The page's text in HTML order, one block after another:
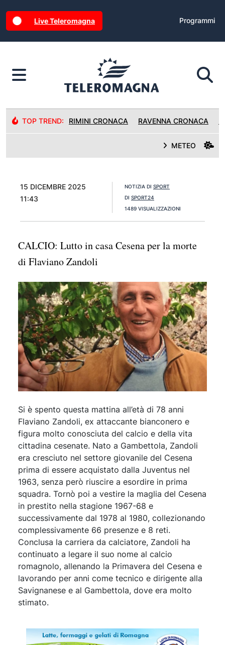
Live Teleromagna Programmi
TOP TREND: RIMINI CRONACA RAVENNA CRONACA
METEO
15 DICEMBRE 2025
11:43
NOTIZIA DI SPORT
DI SPORT24
1489 VISUALIZZAZIONI
CALCIO: Lutto in casa Cesena per la morte
di Flaviano Zandoli
Si è spento questa mattina all’età di 78 anni
Flaviano Zandoli, ex attaccante bianconero e
figura molto conosciuta del calcio e della vita
cittadina cesenate. Nato a Gambettola, Zandoli
era cresciuto nel settore giovanile del Cesena
prima di essere acquistato dalla Juventus nel
1963, senza però riuscire a esordire in prima
squadra. Tornò poi a vestire la maglia del Cesena
in prestito nella stagione 1967-68 e
successivamente dal 1978 al 1980, collezionando
complessivamente 66 presenze e 8 reti.
Conclusa la carriera da calciatore, Zandoli ha
continuato a legare il suo nome al calcio
romagnolo, allenando la Primavera del Cesena e
lavorando per anni come tecnico e dirigente alla
Savignanese e al Gambettola, dove era molto
stimato.